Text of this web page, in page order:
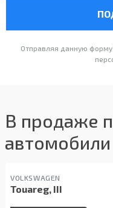
Отправляя данную
В продаже
VOLKSWAGEN
Touareg, III